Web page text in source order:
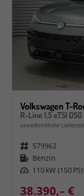
Volkswagen T-
R-Line 1,5 eTSI
unverbindliche
Fahrzeugnr. 579962
Kraftstoff Benzin
Leistung 110 kW (150 PS)
38.390,– €